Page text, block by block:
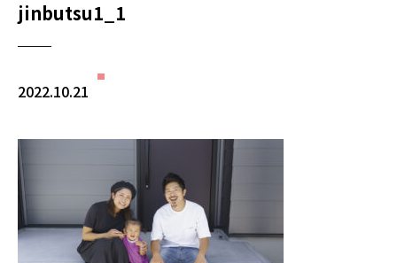
jinbutsu1_1
2022.10.21